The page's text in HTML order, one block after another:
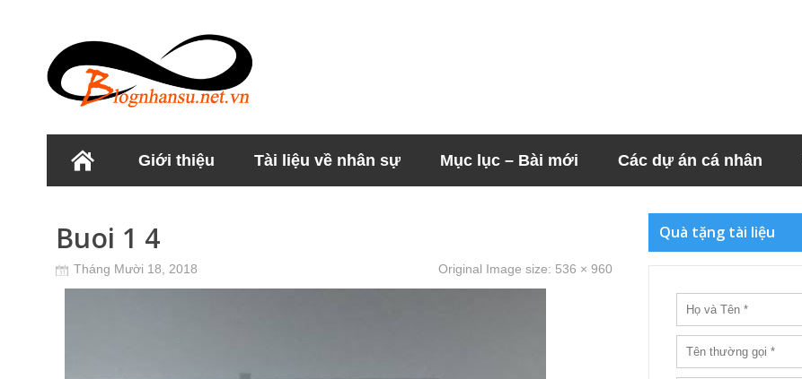
Giới thiệu Tài liệu về nhân sự Mục lục – Bài mới Các dự án cá nhân
Buoi 1 4
Tháng Mười 18, 2018 Original Image size: 536 × 960
Quà tặng tài liệu